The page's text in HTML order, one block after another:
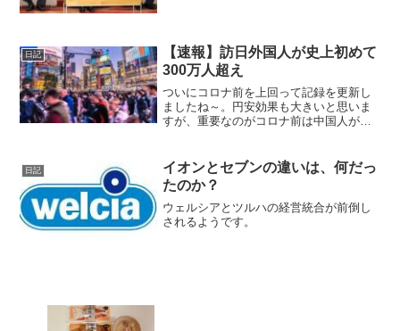
日記
【速報】訪日外国人が史上初めて
300万人超え
ついにコロナ前を上回って記録を更新し
ましたね～。円安効果も大きいと思いま
すが、重要なのがコロナ前は中国人が圧
日記
イオンとセブンの違いは、何だっ
たのか？
ウェルシアとツルハの経営統合が前倒し
されるようです。